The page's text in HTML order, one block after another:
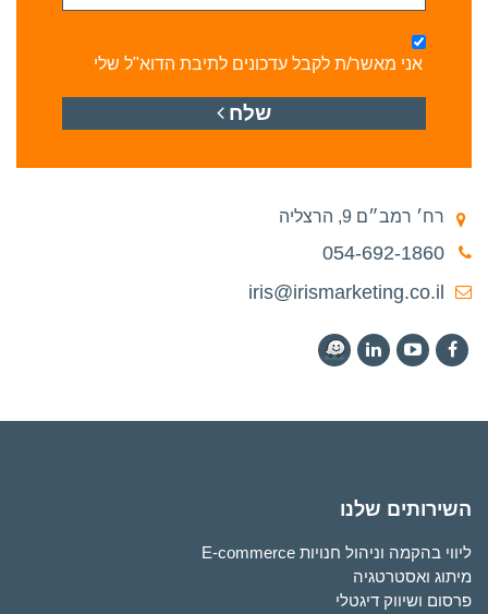
אני מאשר/ת לקבל עדכונים לתיבת הדוא"ל שלי
שלח
רח׳ רמב״ם 9, הרצליה
054-692-1860
iris@irismarketing.co.il
השירותים שלנו
ליווי בהקמה וניהול חנויות E-commerce
מיתוג ואסטרטגיה
פרסום ושיווק דיגטלי